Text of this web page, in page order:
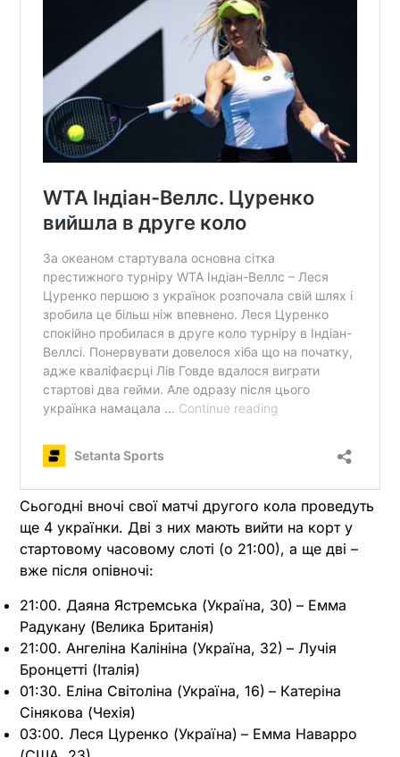
Сьогодні вночі свої матчі другого кола проведуть
ще 4 українки. Дві з них мають вийти на корт у
стартовому часовому слоті (о 21:00), а ще дві –
вже після опівночі:
21:00. Даяна Ястремська (Україна, 30) – Емма
Радукану (Велика Британія)
21:00. Ангеліна Калініна (Україна, 32) – Лучія
Бронцетті (Італія)
01:30. Еліна Світоліна (Україна, 16) – Катеріна
Сінякова (Чехія)
03:00. Леся Цуренко (Україна) – Емма Наварро